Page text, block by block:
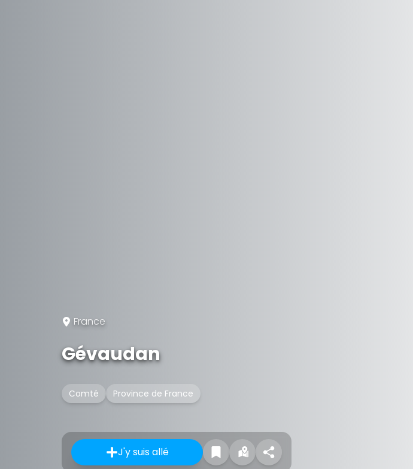
France
Gévaudan
Comté Province de France
J'y suis allé